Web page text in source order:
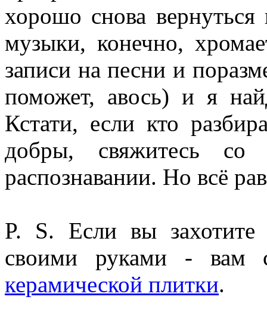
хорошо снова
музыки, конечно,
записи на песни и
поможет, авось) и я
Кстати, если кто
добры, свяжитесь
распознавании. Но всё
P. S. Если вы захотите
своими руками -
керамической плитки.